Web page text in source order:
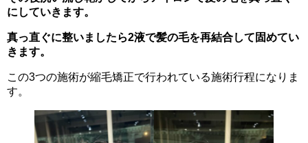
にしていきます。
真っ直ぐに整いましたら2液で髪の毛を再結合して固めてい
きます。
この3つの施術が縮毛矯正で行われている施術行程になりま
す。